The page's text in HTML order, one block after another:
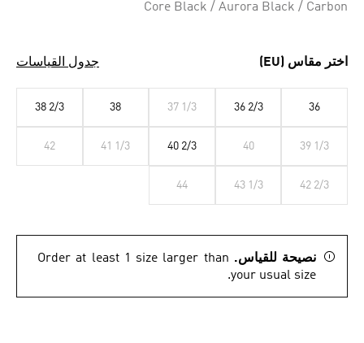
Core Black / Aurora Black / Carbon
اختر مقاس (EU) جدول القياسات
36
36 2/3
37 1/3
38
38 2/3
39 1/3
40
40 2/3
41 1/3
42
42 2/3
43 1/3
44
نصيحة للقياس. Order at least 1 size larger than
your usual size.